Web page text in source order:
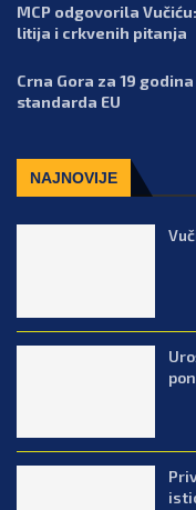
MCP odgovorila
litija i crkvenih pitanja
Crna Gora za 19
standarda EU
NAJNOVIJE